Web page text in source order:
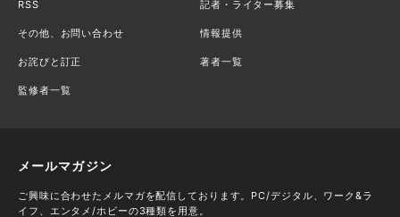
RSS 記者・ライター募集
その他、お問い合わせ 情報提供
お詫びと訂正 著者一覧
監修者一覧
メールマガジン
ご興味に合わせたメルマガを配信しております。PC/デジタル、ワーク&ラ
イフ、エンタメ/ホビーの3種類を用意。